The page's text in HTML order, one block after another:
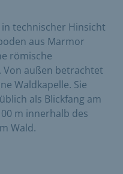
technischer Hinsicht
aus Marmor
römische
Von außen betrachtet
Waldkapelle. Sie
als Blickfang am
m innerhalb des
Wald.